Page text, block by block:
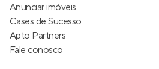
Anunciar imóveis
Cases de Sucesso
Apto Partners
Fale conosco